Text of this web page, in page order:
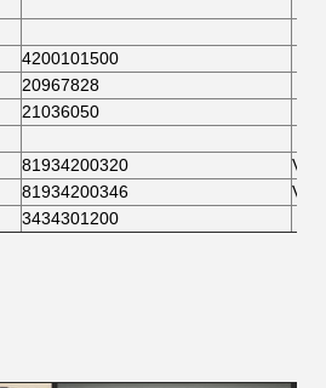
4200101500
20967828
21036050
81934200320
81934200346
3434301200